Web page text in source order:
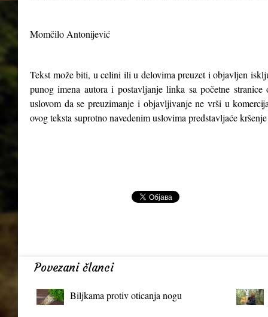
Momčilo Antonijević
Tekst može biti, u celini ili u delovima preuzet i objavljen
punog imena autora i postavljanje linka sa početne
uslovom da se preuzimanje i objavljivanje ne vrši u
ovog teksta suprotno navedenim uslovima predstavljaće
Povezani članci
Biljkama protiv oticanja nogu